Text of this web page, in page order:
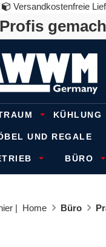
Versandkostenfreie
KÜHLUNG
UND REGALE
BÜRO
| Home Büro